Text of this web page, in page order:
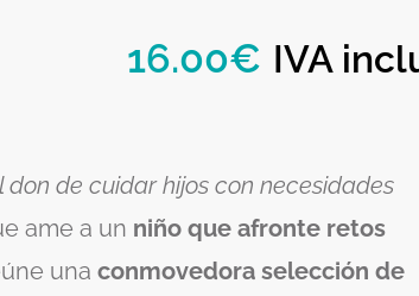
16.00€ IVA
de cuidar hijos con necesidades
ame a un niño que afronte retos
una conmovedora selección de